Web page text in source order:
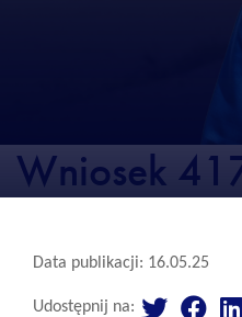
Wniosek
Data publikacji: 16.05.25
Udostępnij na: